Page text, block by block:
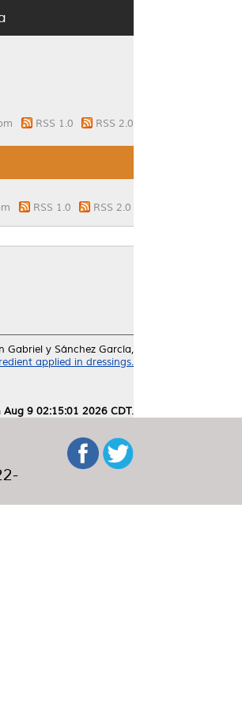
RSS 1.0 RSS 2.0
RSS 1.0 RSS 2.0
Gabriel y Sánchez García,
applied in dressings.
Aug 9 02:15:01 2026 CDT.